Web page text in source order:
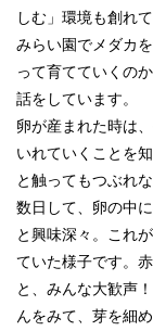
しむ」環境も創れて
みらい園でメダカ
って育てていくの
話をしています。
卵が産まれた時は
いれていくことを
と触ってもつぶれ
数日して、卵の中
と興味深々。これ
ていた様子です。
と、みんな大歓声
んをみて、芽を細